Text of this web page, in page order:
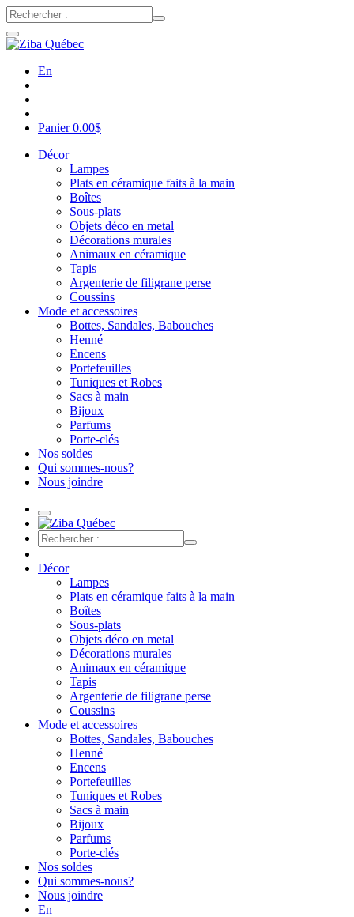
En
Panier0.00$
Décor
Lampes
Plats en céramique faits à la main
Boîtes
Sous-plats
Objets déco en metal
Décorations murales
Animaux en céramique
Tapis
Argenterie de filigrane perse
Coussins
Mode et accessoires
Bottes, Sandales, Babouches
Henné
Encens
Portefeuilles
Tuniques et Robes
Sacs à main
Bijoux
Parfums
Porte-clés
Nos soldes
Qui sommes-nous?
Nous joindre
Décor
Lampes
Plats en céramique faits à la main
Boîtes
Sous-plats
Objets déco en metal
Décorations murales
Animaux en céramique
Tapis
Argenterie de filigrane perse
Coussins
Mode et accessoires
Bottes, Sandales, Babouches
Henné
Encens
Portefeuilles
Tuniques et Robes
Sacs à main
Bijoux
Parfums
Porte-clés
Nos soldes
Qui sommes-nous?
Nous joindre
En